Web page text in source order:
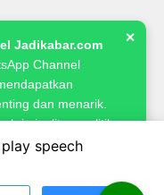
Jurnalistik
speech
Jadikabar.com
Channel
dan menarik.
kriminalitas, politik,
& ketahanan
✕